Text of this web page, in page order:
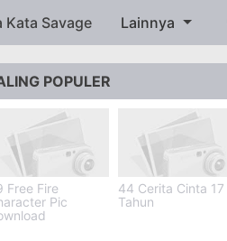
Kata Savage Lainnya
POPULER
Free Fire
Pic
44 Cerita Cinta 17
Tahun